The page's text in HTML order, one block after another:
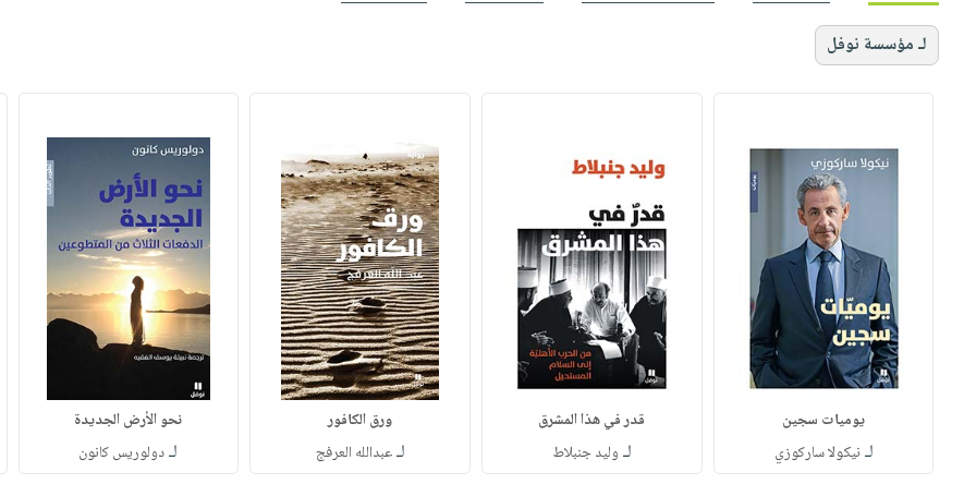
لـ مؤسسة نوفل
يوميات سجين
لـ نيكولا ساركوزي
قدر في هذا المشرق
لـ وليد جنبلاط
ورق الكافور
لـعبدالله العرفج
نحو الأرض الجديدة
لـدولوريس كانون